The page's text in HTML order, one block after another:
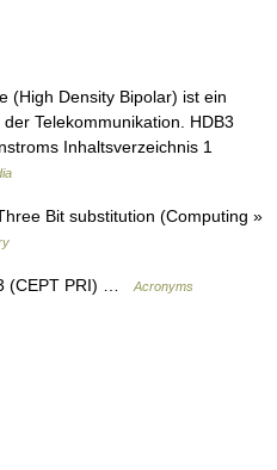
(High Density Bipolar) ist ein
Telekommunikation. HDB3
Inhaltsverzeichnis 1
Bit substitution (Computing »
(CEPT PRI) … Acronyms